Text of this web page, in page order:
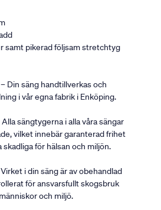
samt pikerad följsam stretchtyg
– Din säng handtillverkas och
i vår egna fabrik i Enköping.
Alla sängtygerna i alla våra sängar
vilket innebär garanterad frihet
för hälsan och miljön.
i din säng är av obehandlad
för ansvarsfullt skogsbruk
och miljö.